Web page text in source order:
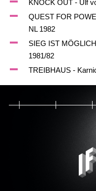
KNOCK OUT - Ulf
QUEST FOR
NL 1982
SIEG IST
1981/82
TREIBHAUS -